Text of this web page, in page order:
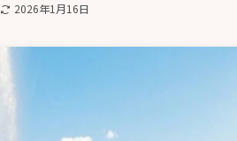
2026年1月16日